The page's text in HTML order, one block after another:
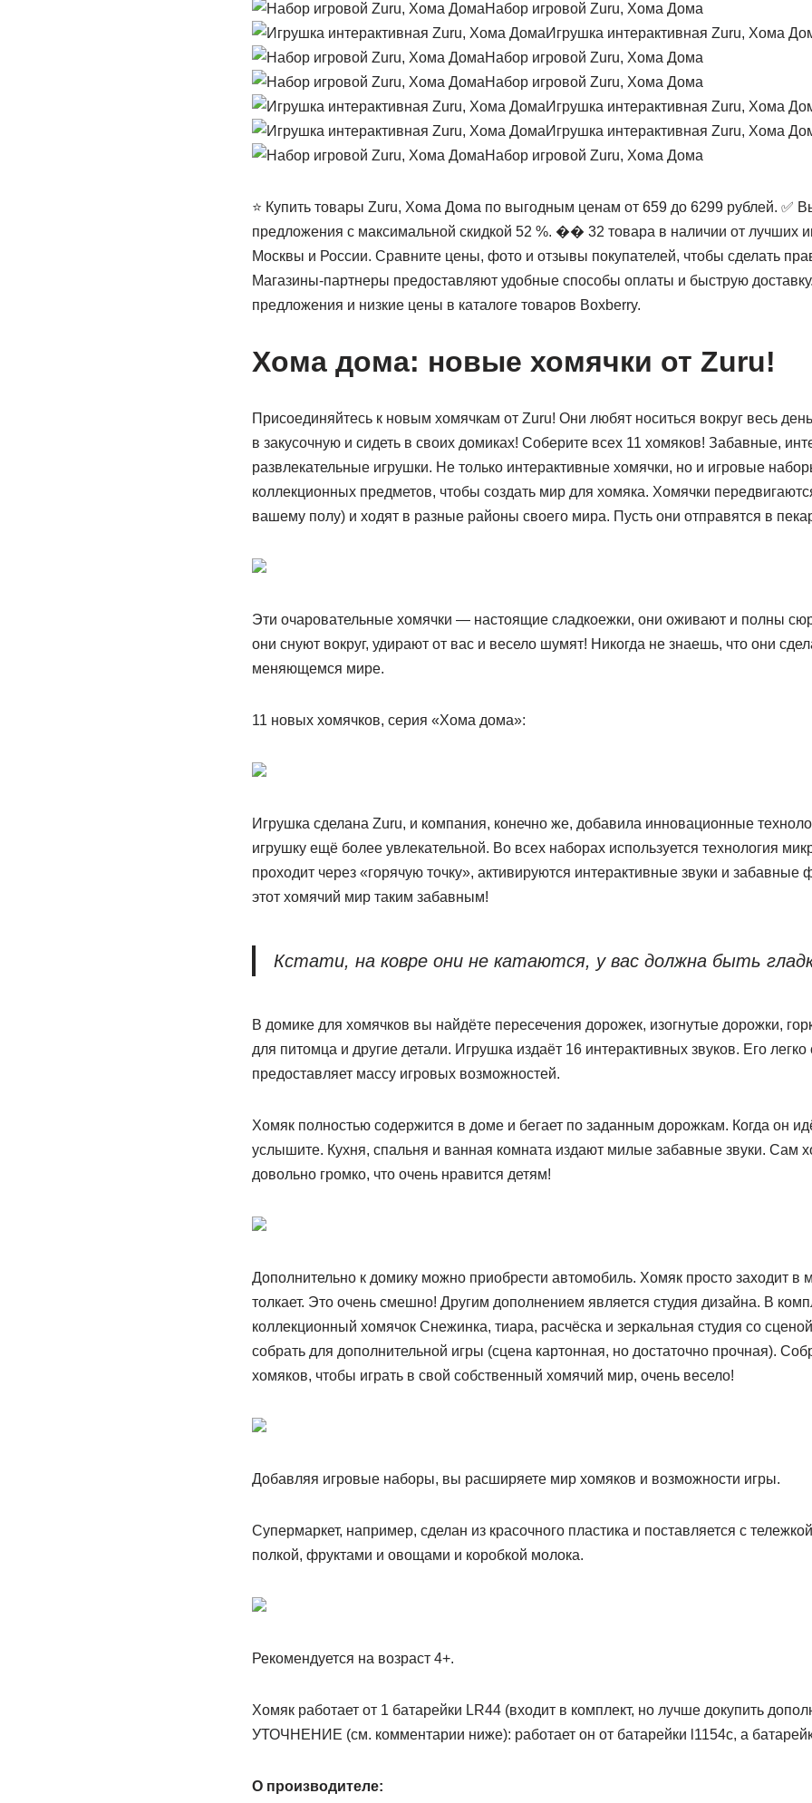
Набор игровой Zuru, Хома Дома
Игрушка интерактивная Zuru, Хома
Набор игровой Zuru, Хома Дома
Набор игровой Zuru, Хома Дома
Игрушка интерактивная Zuru, Хома
Игрушка интерактивная Zuru, Хома
Набор игровой Zuru, Хома Дома
⭐ Купить товары Zuru, Хома Дома по выгодным ценам от 659 до 6299 рублей. ✅
предложения с максимальной скидкой 52 %. ��️ 32 товара в наличии от лучших
Москвы и России. Сравните цены, фото и отзывы покупателей, чтобы сделать
Магазины-партнеры предоставляют удобные способы оплаты и быструю
предложения и низкие цены в каталоге товаров Boxberry.
Хома дома: новые хомячки от Zuru!
Присоединяйтесь к новым хомячкам от Zuru! Они любят носиться вокруг весь
в закусочную и сидеть в своих домиках! Соберите всех 11 хомяков! Забавные,
развлекательные игрушки. Не только интерактивные хомячки, но и игровые
коллекционных предметов, чтобы создать мир для хомяка. Хомячки
вашему полу) и ходят в разные районы своего мира. Пусть они отправятся в
Эти очаровательные хомячки — настоящие сладкоежки, они оживают и полны
они снуют вокруг, удирают от вас и весело шумят! Никогда не знаешь, что они
меняющемся мире.
11 новых хомячков, серия «Хома дома»:
Игрушка сделана Zuru, и компания, конечно же, добавила инновационные
игрушку ещё более увлекательной. Во всех наборах используется технология
проходит через «горячую точку», активируются интерактивные звуки и забавные
этот хомячий мир таким забавным!
Кстати, на ковре они не катаются, у вас должна быть
В домике для хомячков вы найдёте пересечения дорожек, изогнутые дорожки,
для питомца и другие детали. Игрушка издаёт 16 интерактивных звуков. Его легко
предоставляет массу игровых возможностей.
Хомяк полностью содержится в доме и бегает по заданным дорожкам. Когда он
услышите. Кухня, спальня и ванная комната издают милые забавные звуки. Сам
довольно громко, что очень нравится детям!
Дополнительно к домику можно приобрести автомобиль. Хомяк просто заходит в
толкает. Это очень смешно! Другим дополнением является студия дизайна. В
коллекционный хомячок Снежинка, тиара, расчёска и зеркальная студия со
собрать для дополнительной игры (сцена картонная, но достаточно прочная).
хомяков, чтобы играть в свой собственный хомячий мир, очень весело!
Добавляя игровые наборы, вы расширяете мир хомяков и возможности игры.
Супермаркет, например, сделан из красочного пластика и поставляется с
полкой, фруктами и овощами и коробкой молока.
Рекомендуется на возраст 4+.
Хомяк работает от 1 батарейки LR44 (входит в комплект, но лучше докупить
УТОЧНЕНИЕ (см. комментарии ниже): работает он от батарейки l1154c, а
О производителе: